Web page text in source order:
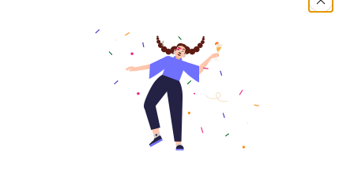
stronę internetową, na której znajdziesz podstawowe
dane na ich temat oraz listę dokumentów, które można
pobrać. Dokumenty są najczęściej w formacie PDF, co
oznacza, że są uniwersalne, ale też nikt nie może ich
zmodyfikować bez wiedzy administratora. Na stronach
internetowych TFI są oczywiście udostępniane nie tylko
prospekty – zachęcam Cię do zaznajomienia się ze